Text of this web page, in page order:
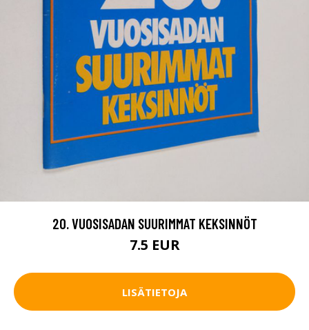
20. VUOSISADAN SUURIMMAT KEKSINNÖT
7.5 EUR
LISÄTIETOJA